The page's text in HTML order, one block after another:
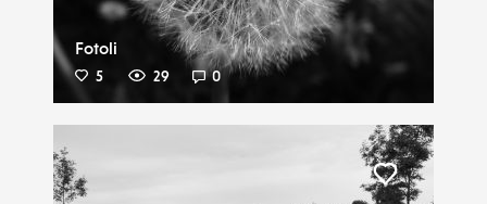
FAVORIS
Fotoli
5 29 0
Liker